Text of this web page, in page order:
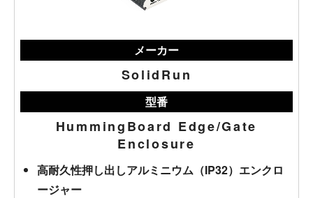
メーカー
SolidRun
型番
HummingBoard Edge/Gate
Enclosure
高耐久性押し出しアルミニウム（IP32）エンクロ
ージャー